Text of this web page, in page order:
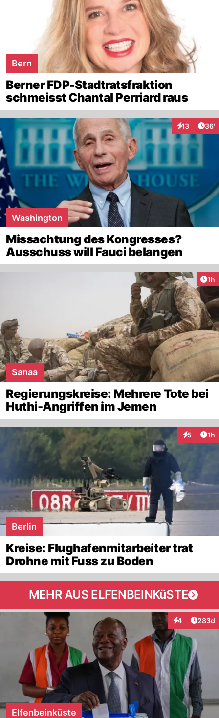
Bern
Berner FDP-Stadtratsfraktion
schmeisst Chantal Perriard raus
13
Interaktionen
36'
Washington
Missachtung des Kongresses?
Ausschuss will Fauci belangen
1h
Sanaa
Regierungskreise: Mehrere Tote bei
Huthi-Angriffen im Jemen
5 1h
Berlin
Kreise: Flughafenmitarbeiter trat
Drohne mit Fuss zu Boden
MEHR AUS ELFENBEINKüSTE
4
Interaktionen
283d
Elfenbeinküste